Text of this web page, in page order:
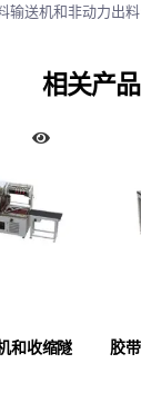
输送机和非动力出
相关产品
和收缩隧
胶